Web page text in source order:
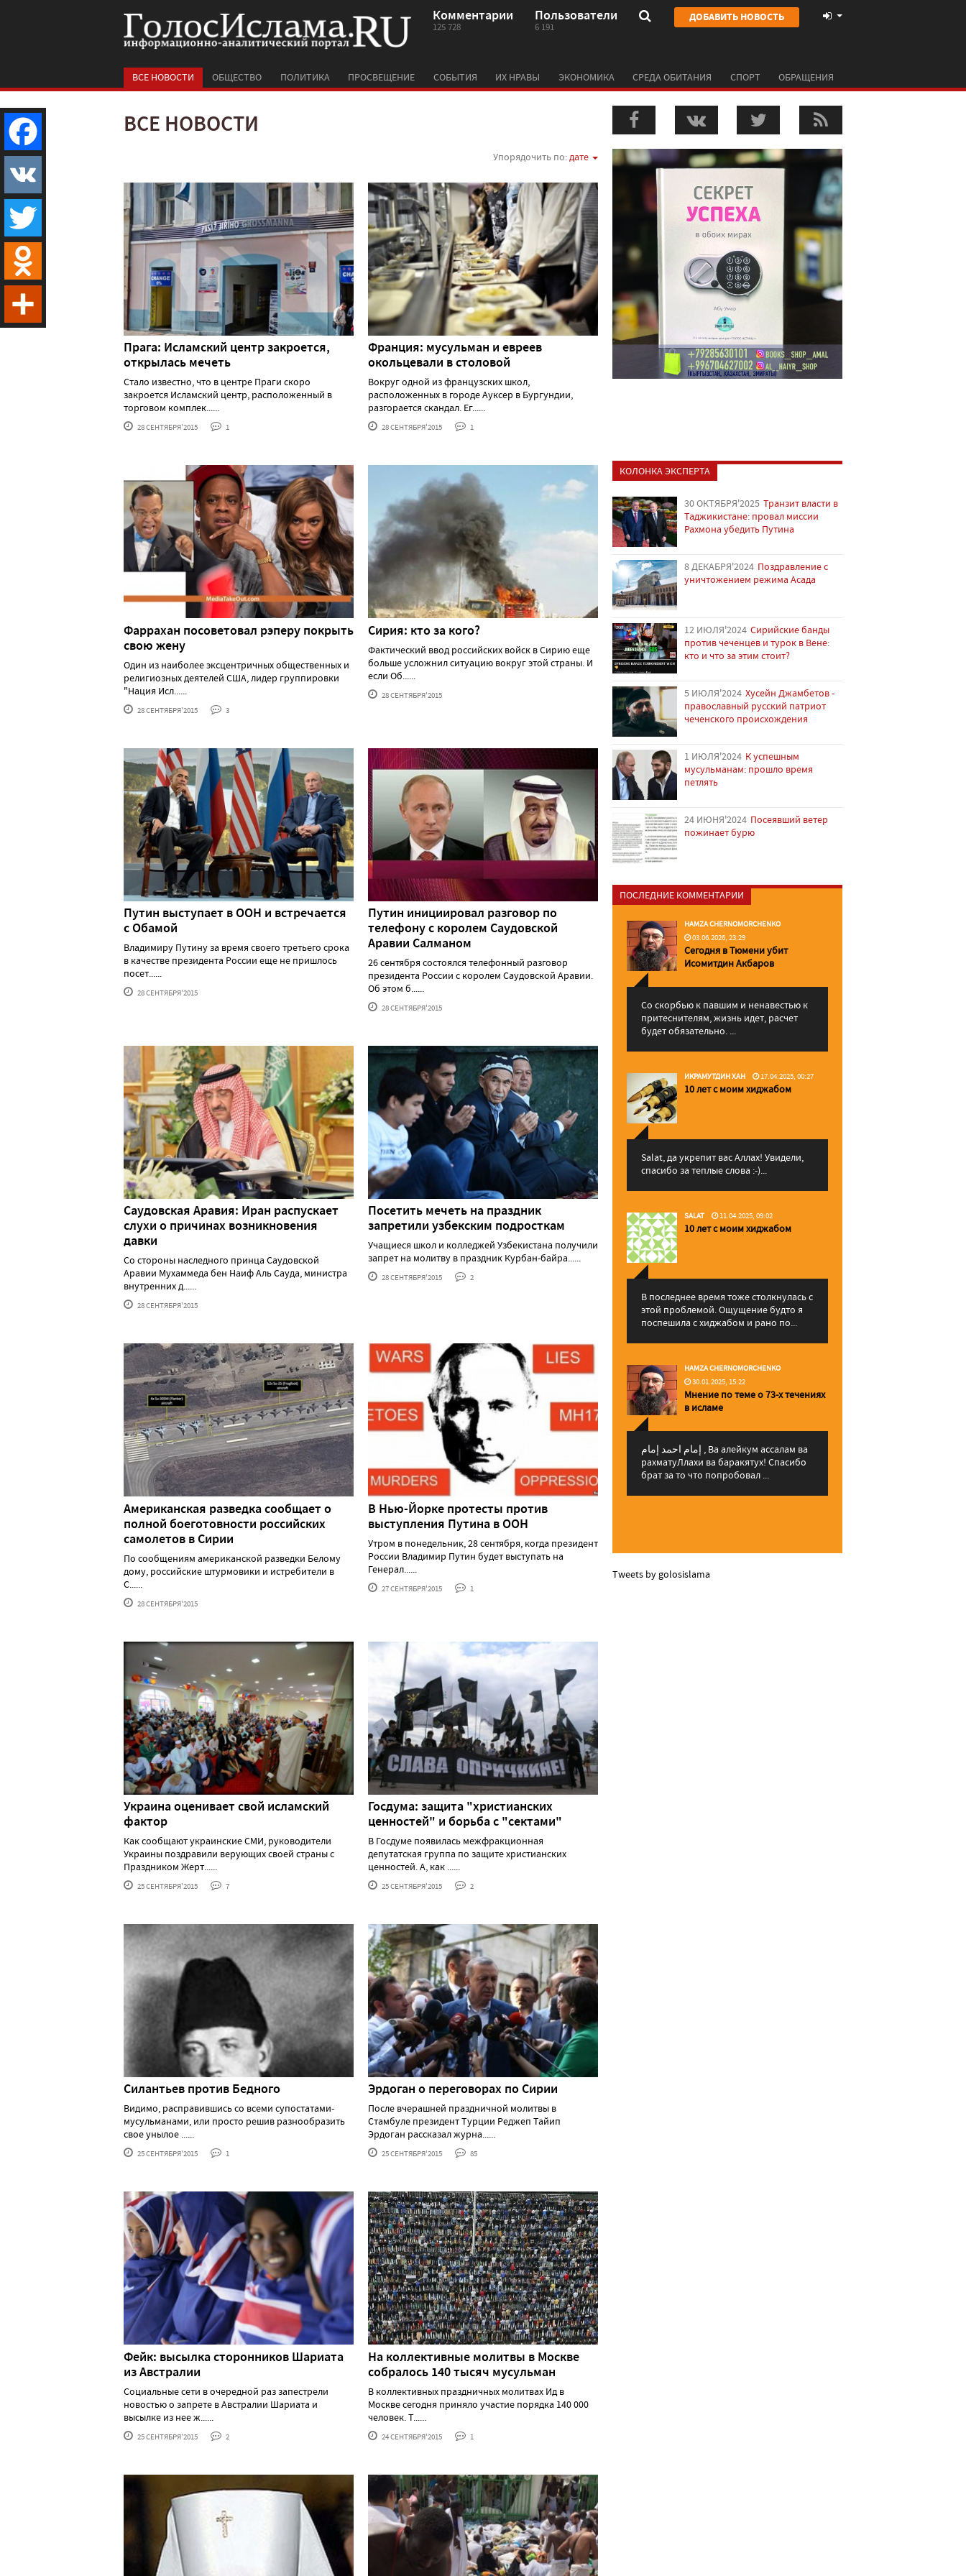
Комментарии
125 728
Пользователи
6 191
ДОБАВИТЬ НОВОСТЬ
ВСЕ НОВОСТИ ОБЩЕСТВО ПОЛИТИКА ПРОСВЕЩЕНИЕ СОБЫТИЯ ИХ НРАВЫ ЭКОНОМИКА СРЕДА ОБИТАНИЯ СПОРТ ОБРАЩЕНИЯ
ВСЕ НОВОСТИ
Упорядочить по:дате
Прага: Исламский центр закроется,
открылась мечеть
Стало известно, что в центре Праги скоро
закроется Исламский центр, расположенный в
торговом комплек......
28 СЕНТЯБРЯ'2015 1
Франция: мусульман и евреев
окольцевали в столовой
Вокруг одной из французских школ,
расположенных в городе Ауксер в Бургундии,
разгорается скандал. Ег......
28 СЕНТЯБРЯ'2015 1
Фаррахан посоветовал рэперу покрыть
свою жену
Один из наиболее эксцентричных общественных и
религиозных деятелей США, лидер группировки
"Нация Исл......
28 СЕНТЯБРЯ'2015 3
Сирия: кто за кого?
Фактический ввод российских войск в Сирию еще
больше усложнил ситуацию вокруг этой страны. И
если Об......
28 СЕНТЯБРЯ'2015
Путин выступает в ООН и встречается
с Обамой
Владимиру Путину за время своего третьего срока
в качестве президента России еще не пришлось
посет......
28 СЕНТЯБРЯ'2015
Путин инициировал разговор по
телефону с королем Саудовской
Аравии Салманом
26 сентября состоялся телефонный разговор
президента России с королем Саудовской Аравии.
Об этом б......
28 СЕНТЯБРЯ'2015
Саудовская Аравия: Иран распускает
слухи о причинах возникновения
давки
Со стороны наследного принца Саудовской
Аравии Мухаммеда бен Наиф Аль Сауда, министра
внутренних д......
28 СЕНТЯБРЯ'2015
Посетить мечеть на праздник
запретили узбекским подросткам
Учащиеся школ и колледжей Узбекистана получили
запрет на молитву в праздник Курбан-байра......
28 СЕНТЯБРЯ'2015 2
Американская разведка сообщает о
полной боеготовности российских
самолетов в Сирии
По сообщениям американской разведки Белому
дому, российские штурмовики и истребители в
С......
28 СЕНТЯБРЯ'2015
В Нью-Йорке протесты против
выступления Путина в ООН
Утром в понедельник, 28 сентября, когда президент
России Владимир Путин будет выступать на
Генерал......
27 СЕНТЯБРЯ'2015 1
Украина оценивает свой исламский
фактор
Как сообщают украинские СМИ, руководители
Украины поздравили верующих своей страны с
Праздником Жерт......
25 СЕНТЯБРЯ'2015 7
Госдума: защита "христианских
ценностей" и борьба с "сектами"
В Госдуме появилась межфракционная
депутатская группа по защите христианских
ценностей. А, как ......
25 СЕНТЯБРЯ'2015 2
Силантьев против Бедного
Видимо, расправившись со всеми супостатами-
мусульманами, или просто решив разнообразить
свое унылое ......
25 СЕНТЯБРЯ'2015 1
Эрдоган о переговорах по Сирии
После вчерашней праздничной молитвы в
Стамбуле президент Турции Реджеп Тайип
Эрдоган рассказал журна......
25 СЕНТЯБРЯ'2015 85
Фейк: высылка сторонников Шариата
из Австралии
Социальные сети в очередной раз запестрели
новостью о запрете в Австралии Шариата и
высылке из нее ж......
25 СЕНТЯБРЯ'2015 2
На коллективные молитвы в Москве
собралось 140 тысяч мусульман
В коллективных праздничных молитвах Ид в
Москве сегодня приняло участие порядка 140 000
человек. Т......
24 СЕНТЯБРЯ'2015 1
КОЛОНКА ЭКСПЕРТА
30 ОКТЯБРЯ'2025 Транзит власти в
Таджикистане: провал миссии
Рахмона убедить Путина
8 ДЕКАБРЯ'2024 Поздравление с
уничтожением режима Асада
12 ИЮЛЯ'2024 Сирийские банды
против чеченцев и турок в Вене:
кто и что за этим стоит?
5 ИЮЛЯ'2024 Хусейн Джамбетов -
православный русский патриот
чеченского происхождения
1 ИЮЛЯ'2024 К успешным
мусульманам: прошло время
петлять
24 ИЮНЯ'2024 Посеявший ветер
пожинает бурю
ПОСЛЕДНИЕ КОММЕНТАРИИ
HAMZA CHERNOMORCHENKO
03.06.2026, 23:29
Сегодня в Тюмени убит
Исомитдин Акбаров
Со скорбью к павшим и ненавестью к
притеснителям, жизнь идет, расчет
будет обязательно. ...
ИКРАМУТДИН ХАН 17.04.2025, 00:27
10 лет с моим хиджабом
Salat, да укрепит вас Аллаx! Увидели,
спасибо за теплые слова :-)...
SALAT 11.04.2025, 09:02
10 лет с моим хиджабом
В последнее время тоже столкнулась с
этой проблемой. Ощущение будто я
поспешила с хиджабом и рано по...
HAMZA CHERNOMORCHENKO
30.01.2025, 15:22
Мнение по теме о 73-х течениях
в исламе
إمام احمد إمام , Ва алейкум ассалам ва
рахматуЛлахи ва баракятух! Спасибо
брат за то что попробовал ...
Tweets by golosislama
Facebook
VK
Twitter
Odnoklassniki